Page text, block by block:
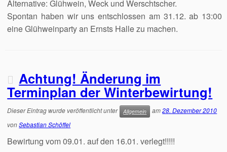
Alternative: Glühwein, Weck und Werschtscher.
Spontan haben wir uns entschlossen am 31.12. ab 13:00
eine Glühweinparty an Ernsts Halle zu machen.
Achtung! Änderung im
Terminplan der Winterbewirtung!
Dieser Eintrag wurde veröffentlicht unter Allgemein am28. Dezember 2010
vonSebastian Schöffel
Bewirtung vom 09.01. auf den 16.01. verlegt!!!!!